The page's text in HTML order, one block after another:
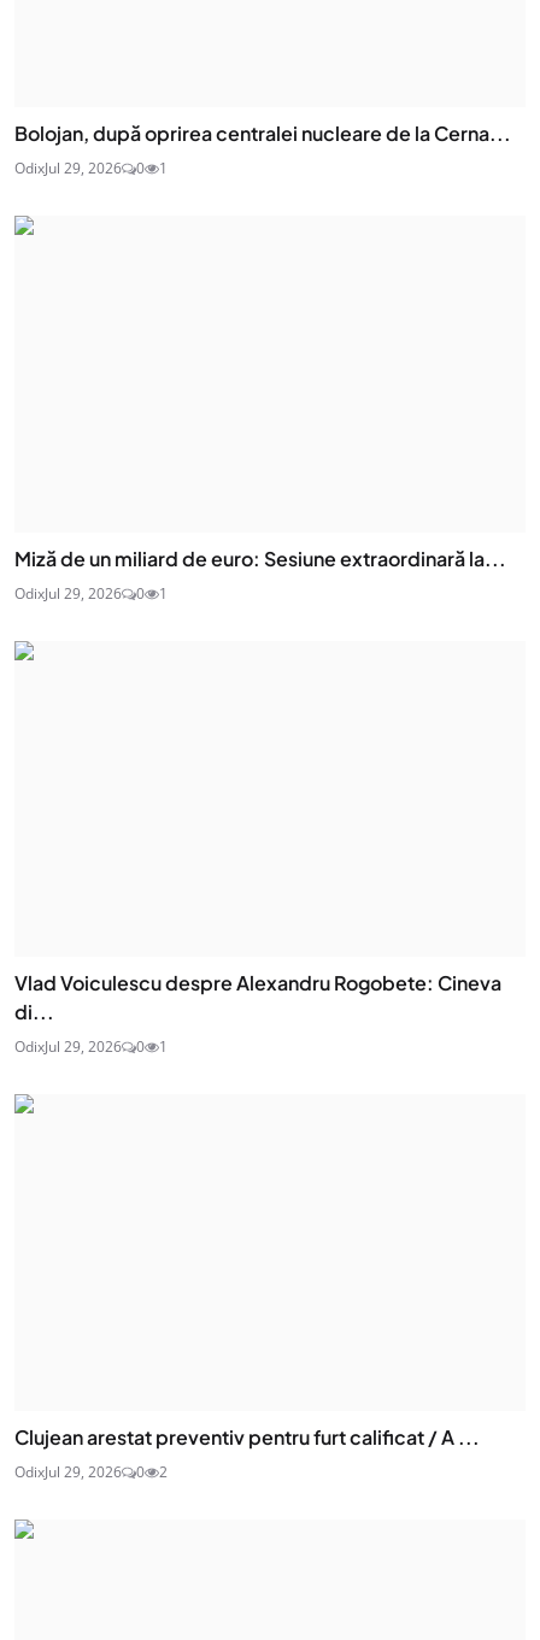
Bolojan, după oprirea centralei nucleare de la Cerna...
OdixJul 29, 2026 0 1
Miză de un miliard de euro: Sesiune extraordinară la...
OdixJul 29, 2026 0 1
Vlad Voiculescu despre Alexandru Rogobete: Cineva
di...
OdixJul 29, 2026 0 1
Clujean arestat preventiv pentru furt calificat / A ...
OdixJul 29, 2026 0 2